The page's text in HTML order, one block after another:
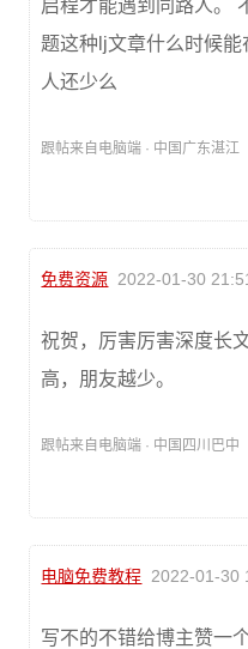
启程才能遇到同路人。
题这种lj文章什么时候
人还少么
跟帖来自电脑端 · 中国广东湛江
免费资源 2022-01-30
祝贺，厉害厉害深度长
高，朋友越少。
跟帖来自电脑端 · 中国四川巴中
电脑免费教程 2022-01-30
写不的不错给博主赞一